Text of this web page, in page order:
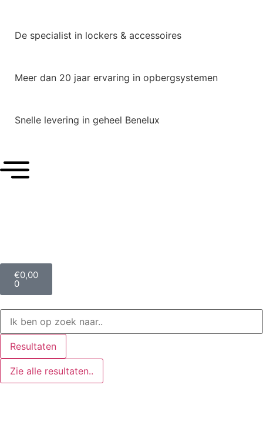
De specialist in lockers & accessoires
Meer dan 20 jaar ervaring in opbergsystemen
Snelle levering in geheel Benelux
€0,00
0
Resultaten
Zie alle resultaten..